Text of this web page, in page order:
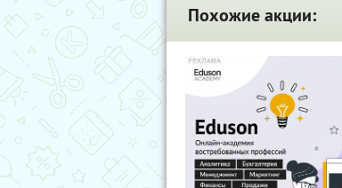
Похожие акции: